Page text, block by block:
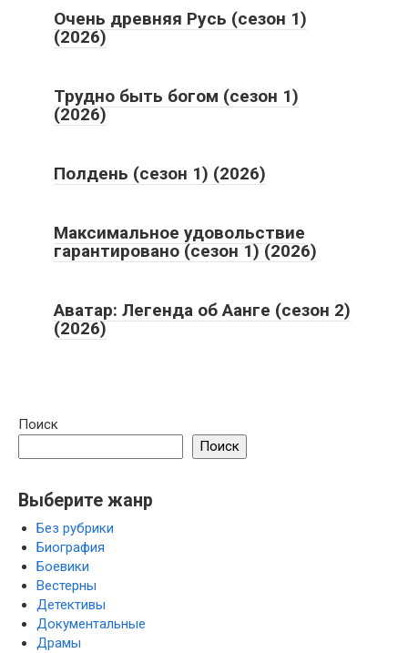
Очень древняя Русь (сезон 1)
(2026)
Трудно быть богом (сезон 1)
(2026)
Полдень (сезон 1) (2026)
Максимальное удовольствие
гарантировано (сезон 1) (2026)
Аватар: Легенда об Аанге (сезон 2)
(2026)
Поиск
Поиск
Выберите жанр
Без рубрики
Биография
Боевики
Вестерны
Детективы
Документальные
Драмы